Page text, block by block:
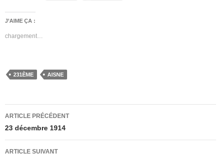
J’AIME ÇA :
chargement…
231ÈME AISNE
Navigation
des
articles
ARTICLE PRÉCÉDENT
23 décembre 1914
ARTICLE SUIVANT